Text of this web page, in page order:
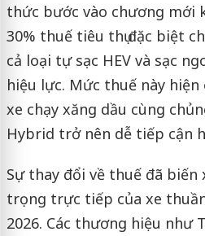
thức bước vào chương mới
30% thuế tiêu thụ đặc biệt
cả loại tự sạc HEV và sạc
hiệu lực. Mức thuế này hiện
xe chạy xăng dầu cùng
Hybrid trở nên dễ tiếp cận
Sự thay đổi về thuế đã
trọng trực tiếp của xe
2026. Các thương hiệu như